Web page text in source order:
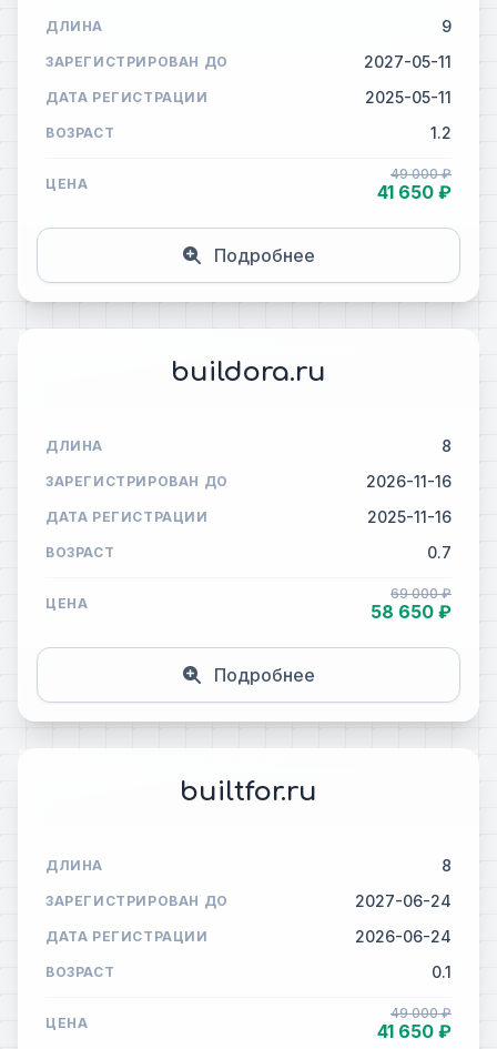
ДЛИНА 9
ЗАРЕГИСТРИРОВАН ДО 2027-05-11
ДАТА РЕГИСТРАЦИИ 2025-05-11
ВОЗРАСТ 1.2
ЦЕНА
49 000 ₽
41 650 ₽
Подробнее
buildora.ru
ДЛИНА 8
ЗАРЕГИСТРИРОВАН ДО 2026-11-16
ДАТА РЕГИСТРАЦИИ 2025-11-16
ВОЗРАСТ 0.7
ЦЕНА
69 000 ₽
58 650 ₽
Подробнее
builtfor.ru
ДЛИНА 8
ЗАРЕГИСТРИРОВАН ДО 2027-06-24
ДАТА РЕГИСТРАЦИИ 2026-06-24
ВОЗРАСТ 0.1
ЦЕНА
49 000 ₽
41 650 ₽